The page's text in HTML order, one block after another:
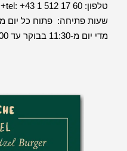
טלפון: tel: +43 1 512 17 60
+
מדי יום מ-11:30 בבוקר עד 22:00